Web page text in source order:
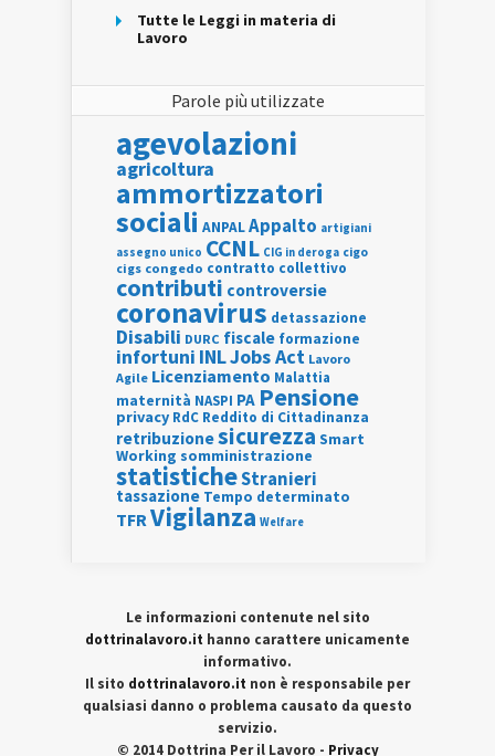
Tutte le Leggi in materia di
Lavoro
Parole più utilizzate
agevolazioni
agricoltura
ammortizzatori
sociali ANPALAppalto artigiani
assegno unico CCNL CIG in deroga cigo
cigs congedo contratto collettivo
contributi controversie
coronavirus detassazione
Disabili DURC fiscale formazione
infortuni INLJobs Act Lavoro
Agile Licenziamento Malattia
maternità NASPI PA Pensione
privacy RdC Reddito di Cittadinanza
retribuzionesicurezza Smart
Working somministrazione
statisticheStranieri
tassazione Tempo determinato
TFRVigilanza Welfare
Le informazioni contenute nel sito
dottrinalavoro.it hanno carattere unicamente
informativo.
Il sito dottrinalavoro.it non è responsabile per
qualsiasi danno o problema causato da questo
servizio.
© 2014 Dottrina Per il Lavoro - Privacy